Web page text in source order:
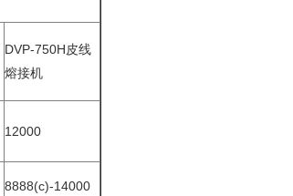
DVP-750H皮线
熔接机
12000
8888(c)-14000